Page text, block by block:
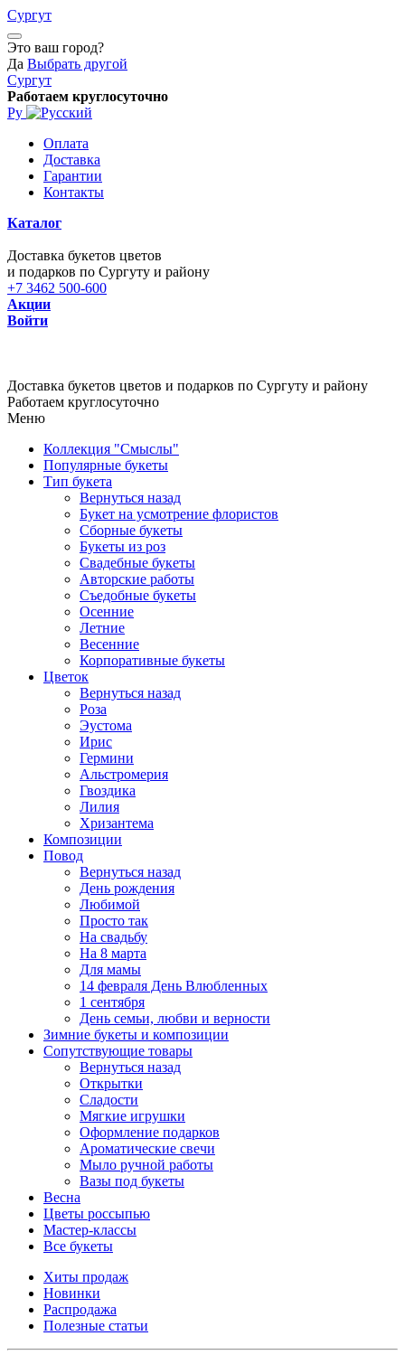
Сургут
Это ваш город?
Да Выбрать другой
Сургут
Работаем круглосуточно
Ру
Оплата
Доставка
Гарантии
Контакты
Каталог
Доставка букетов цветов
и подарков по Сургуту и району
+7 3462 500-600
Акции
Войти
Доставка букетов цветов и подарков по Сургуту и району
Работаем круглосуточно
Меню
Коллекция "Смыслы"
Популярные букеты
Тип букета
Вернуться назад
Букет на усмотрение флористов
Сборные букеты
Букеты из роз
Свадебные букеты
Авторские работы
Съедобные букеты
Осенние
Летние
Весенние
Корпоративные букеты
Цветок
Вернуться назад
Роза
Эустома
Ирис
Гермини
Альстромерия
Гвоздика
Лилия
Хризантема
Композиции
Повод
Вернуться назад
День рождения
Любимой
Просто так
На свадьбу
На 8 марта
Для мамы
14 февраля День Влюбленных
1 сентября
День семьи, любви и верности
Зимние букеты и композиции
Сопутствующие товары
Вернуться назад
Открытки
Сладости
Мягкие игрушки
Оформление подарков
Ароматические свечи
Мыло ручной работы
Вазы под букеты
Весна
Цветы россыпью
Мастер-классы
Все букеты
Хиты продаж
Новинки
Распродажа
Полезные статьи